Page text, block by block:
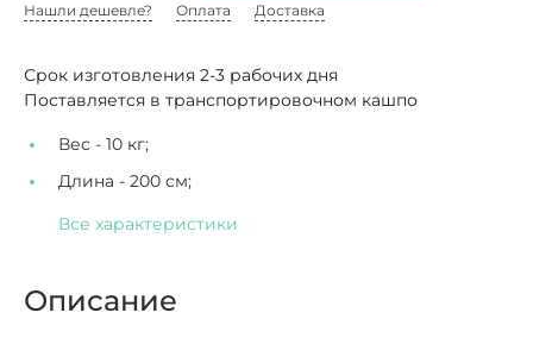
Нашли дешевле? Оплата Доставка
Срок изготовления 2-3 рабочих дня
Поставляется в транспортировочном кашпо
Вес - 10 кг;
Длина - 200 см;
Все характеристики
Описание